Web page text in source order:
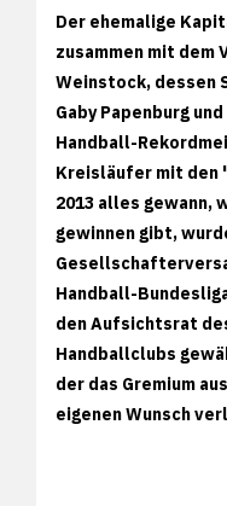
Der ehemalige
zusammen mit dem
Weinstock,
Gaby Papenburg
Handball-
Kreisläufer mit den
2013 alles gewann,
gewinnen gibt,
Handball-
den Aufsichtsrat
Handballclubs
der das Gremium
eigenen Wunsch